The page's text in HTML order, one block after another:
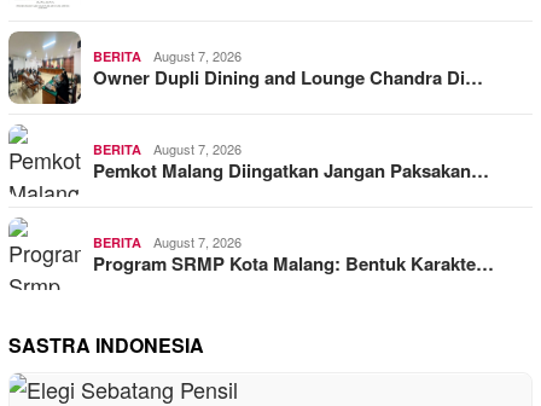
BERITA August 7, 2026
Owner Dupli Dining and Lounge Chandra Di…
BERITA August 7, 2026
Pemkot Malang Diingatkan Jangan Paksakan…
BERITA August 7, 2026
Program SRMP Kota Malang: Bentuk Karakte…
SASTRA INDONESIA